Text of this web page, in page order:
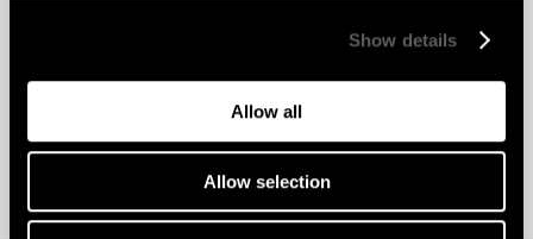
Show details
Allow all
Allow selection